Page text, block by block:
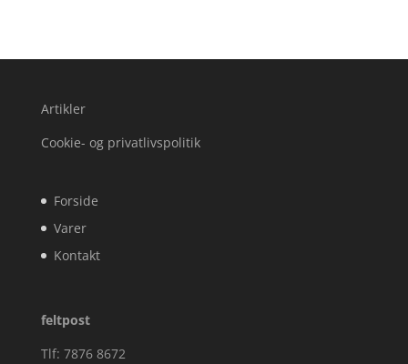
Artikler
Cookie- og privatlivspolitik
Forside
Varer
Kontakt
feltpost
Tlf: 7876 8672